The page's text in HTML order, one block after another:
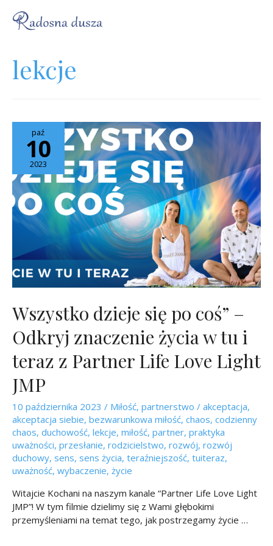
lekcje
paź
10
2023
Wszystko dzieje się po coś” –
Odkryj znaczenie życia w tu i
teraz z Partner Life Love Light
JMP
10 października 2023 / Miłość, partnerstwo / akceptacja,
akceptacja siebie, bezwarunkowa miłość, chaos, codzienny
chaos, duchowość, lekcje, miłość, partner, praktyka
uważności, przesłanie, rodzicielstwo, rozwój, rozwój
duchowy, sens, sens życia, teraźniejszość, tuiteraz,
uważność, wybaczenie, życie
Witajcie Kochani na naszym kanale “Partner Life Love Light
JMP”! W tym filmie dzielimy się z Wami głębokimi
przemyśleniami na temat tego, jak postrzegamy życie …